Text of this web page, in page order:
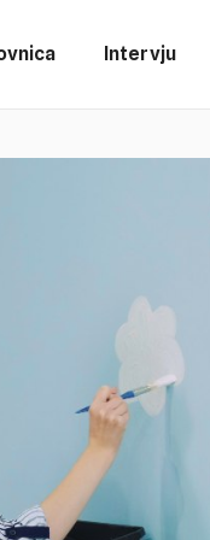
Intervju